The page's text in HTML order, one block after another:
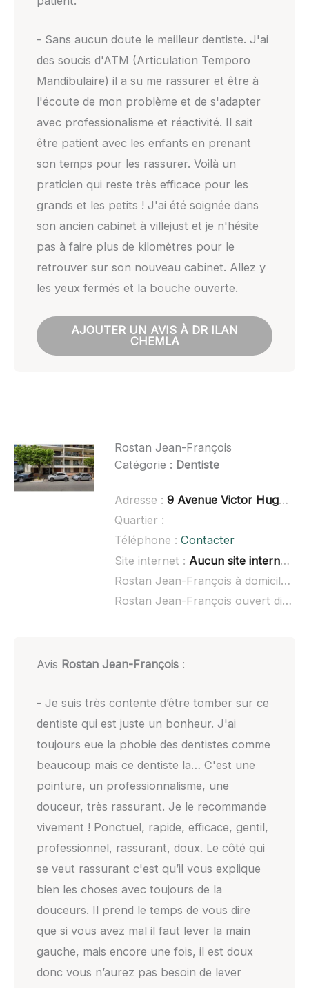
- Sans aucun doute le meilleur dentiste. J'ai
des soucis d'ATM (Articulation Temporo
Mandibulaire) il a su me rassurer et être à
l'écoute de mon problème et de s'adapter
avec professionalisme et réactivité. Il sait
être patient avec les enfants en prenant
son temps pour les rassurer. Voilà un
praticien qui reste très efficace pour les
grands et les petits ! J'ai été soignée dans
son ancien cabinet à villejust et je n'hésite
pas à faire plus de kilomètres pour le
retrouver sur son nouveau cabinet. Allez y
les yeux fermés et la bouche ouverte.
AJOUTER UN AVIS À DR ILAN
CHEMLA
Rostan Jean-François
Catégorie : Dentiste
Adresse : 9 Avenue Victor Hugo, 92140 Clamart
Quartier :
Téléphone : Contacter
Site internet : Aucun site internet connu
Rostan Jean-François à domicile :
Rostan Jean-François ouvert dimanche :
Avis Rostan Jean-François:
- Je suis très contente d’être tomber sur ce
dentiste qui est juste un bonheur. J'ai
toujours eue la phobie des dentistes comme
beaucoup mais ce dentiste la… C'est une
pointure, un professionnalisme, une
douceur, très rassurant. Je le recommande
vivement ! Ponctuel, rapide, efficace, gentil,
professionnel, rassurant, doux. Le côté qui
se veut rassurant c'est qu’il vous explique
bien les choses avec toujours de la
douceurs. Il prend le temps de vous dire
que si vous avez mal il faut lever la main
gauche, mais encore une fois, il est doux
donc vous n’aurez pas besoin de lever